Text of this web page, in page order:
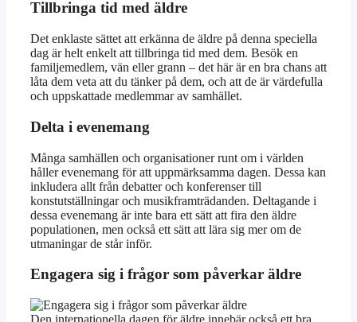
Tillbringa tid med äldre
Det enklaste sättet att erkänna de äldre på denna speciella
dag är helt enkelt att tillbringa tid med dem. Besök en
familjemedlem, vän eller grann – det här är en bra chans att
låta dem veta att du tänker på dem, och att de är värdefulla
och uppskattade medlemmar av samhället.
Delta i evenemang
Många samhällen och organisationer runt om i världen
håller evenemang för att uppmärksamma dagen. Dessa kan
inkludera allt från debatter och konferenser till
konstutställningar och musikframträdanden. Deltagande i
dessa evenemang är inte bara ett sätt att fira den äldre
populationen, men också ett sätt att lära sig mer om de
utmaningar de står inför.
Engagera sig i frågor som påverkar äldre
Den internationella dagen för äldre innebär också ett bra